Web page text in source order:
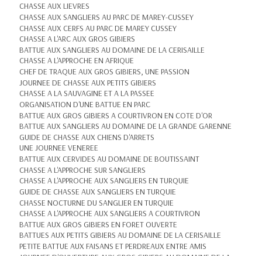
CHASSE AUX LIEVRES
CHASSE AUX SANGLIERS AU PARC DE MAREY-CUSSEY
CHASSE AUX CERFS AU PARC DE MAREY CUSSEY
CHASSE A L'ARC AUX GROS GIBIERS
BATTUE AUX SANGLIERS AU DOMAINE DE LA CERISAILLE
CHASSE A L'APPROCHE EN AFRIQUE
CHEF DE TRAQUE AUX GROS GIBIERS, UNE PASSION
JOURNEE DE CHASSE AUX PETITS GIBIERS
CHASSE A LA SAUVAGINE ET A LA PASSEE
ORGANISATION D'UNE BATTUE EN PARC
BATTUE AUX GROS GIBIERS A COURTIVRON EN COTE D'OR
BATTUE AUX SANGLIERS AU DOMAINE DE LA GRANDE GARENNE
GUIDE DE CHASSE AUX CHIENS D'ARRETS
UNE JOURNEE VENEREE
BATTUE AUX CERVIDES AU DOMAINE DE BOUTISSAINT
CHASSE A L'APPROCHE SUR SANGLIERS
CHASSE A L'APPROCHE AUX SANGLIERS EN TURQUIE
GUIDE DE CHASSE AUX SANGLIERS EN TURQUIE
CHASSE NOCTURNE DU SANGLIER EN TURQUIE
CHASSE A L'APPROCHE AUX SANGLIERS A COURTIVRON
BATTUE AUX GROS GIBIERS EN FORET OUVERTE
BATTUES AUX PETITS GIBIERS AU DOMAINE DE LA CERISAILLE
PETITE BATTUE AUX FAISANS ET PERDREAUX ENTRE AMIS